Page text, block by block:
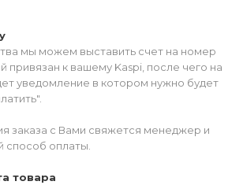
мы можем выставить счет на номер
привязан к вашему Kaspi, после чего на
уведомление в котором нужно будет
заказа с Вами свяжется менеджер и
способ оплаты.
товара